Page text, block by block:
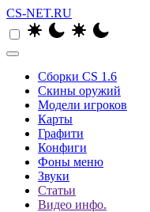
CS-NET.RU
Сборки CS 1.6
Скины оружий
Модели игроков
Карты
Графити
Конфиги
Фоны меню
Звуки
Статьи
Видео инфо.